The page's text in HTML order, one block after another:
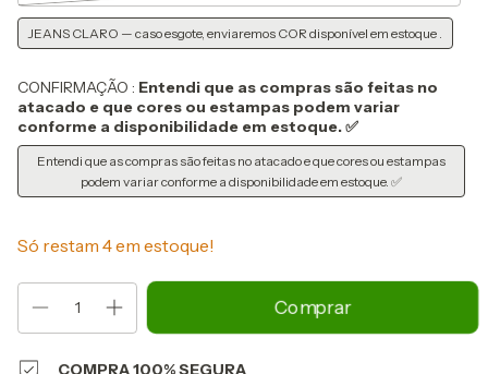
JEANS CLARO — caso esgote, enviaremos COR disponível em estoque .
CONFIRMAÇÃO : Entendi que as compras são feitas no
atacado e que cores ou estampas podem variar
conforme a disponibilidade em estoque. ✅
Entendi que as compras são feitas no atacado e que cores ou estampas
podem variar conforme a disponibilidade em estoque. ✅
Só restam 4em estoque!
COMPRA 100% SEGURA